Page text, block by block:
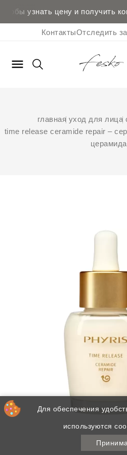
узнать цену иполучить
КонтактыОтследить

главная уход для лица
time release ceramide repair –
Для обеспечения
используются